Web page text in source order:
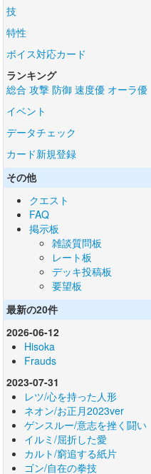
技
特性
ボイス対応カード
ランキング
総合 攻撃 防御 速度優 オーラ優
イベント
データチェック
カード新規登録
その他
クエスト
FAQ
掲示板
雑談質問板
レート板
デッキ投稿板
要望板
最新の20件
2026-06-12
Hisoka
Frauds
2023-07-31
レツ/心を持った人形
ネオン/お正月2023ver
ゲンスルー/意志を挫く闘い
イルミ/屈折した愛
カルト/窮追する紙片
ゴン/自在の拳技